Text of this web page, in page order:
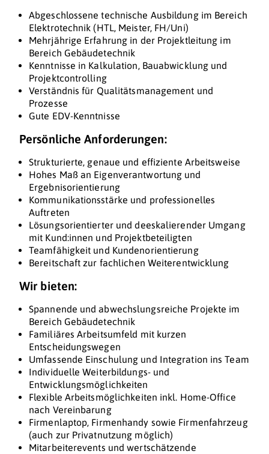
Abgeschlossene technische Ausbildung im Bereich
Elektrotechnik (HTL, Meister, FH/Uni)
Mehrjährige Erfahrung in der Projektleitung im
Bereich Gebäudetechnik
Kenntnisse in Kalkulation, Bauabwicklung und
Projektcontrolling
Verständnis für Qualitätsmanagement und
Prozesse
Gute EDV-Kenntnisse
Persönliche Anforderungen:
Strukturierte, genaue und effiziente Arbeitsweise
Hohes Maß an Eigenverantwortung und
Ergebnisorientierung
Kommunikationsstärke und professionelles
Auftreten
Lösungsorientierter und deeskalierender Umgang
mit Kund:innen und Projektbeteiligten
Teamfähigkeit und Kundenorientierung
Bereitschaft zur fachlichen Weiterentwicklung
Wir bieten:
Spannende und abwechslungsreiche Projekte im
Bereich Gebäudetechnik
Familiäres Arbeitsumfeld mit kurzen
Entscheidungswegen
Umfassende Einschulung und Integration ins Team
Individuelle Weiterbildungs- und
Entwicklungsmöglichkeiten
Flexible Arbeitsmöglichkeiten inkl. Home-Office
nach Vereinbarung
Firmenlaptop, Firmenhandy sowie Firmenfahrzeug
(auch zur Privatnutzung möglich)
Mitarbeiterevents und wertschätzende